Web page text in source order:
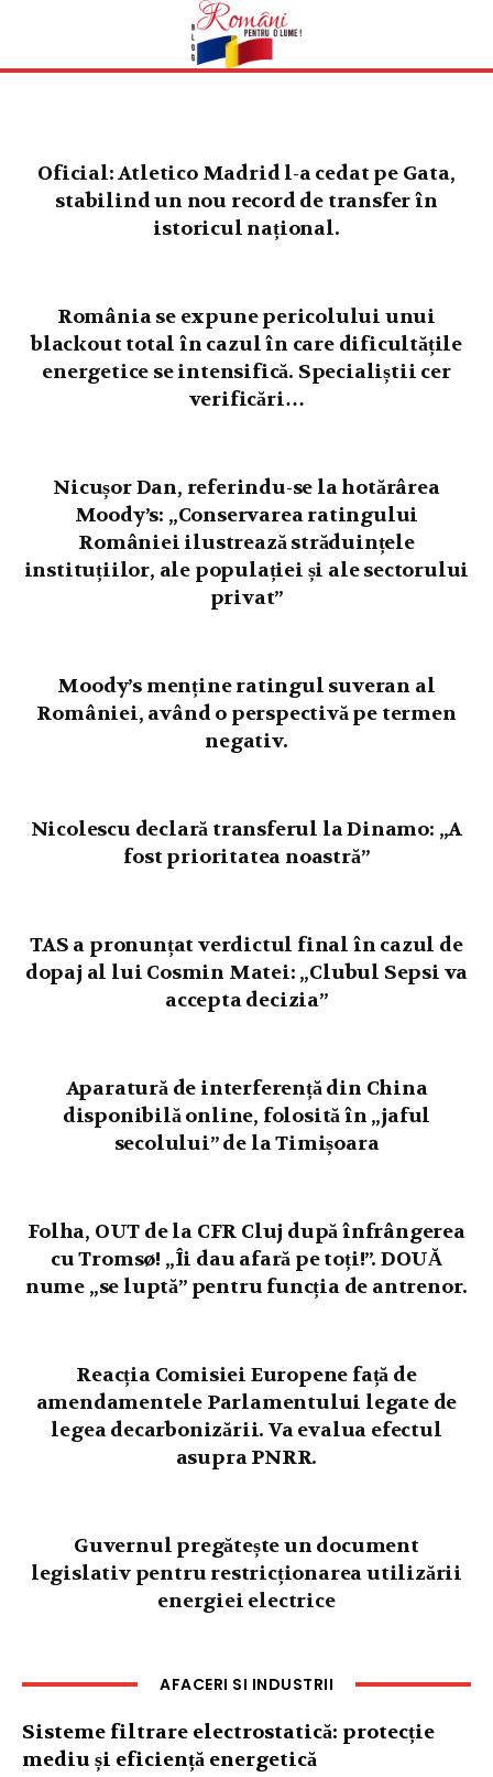
Oficial: Atletico Madrid l-a cedat pe Gata,
stabilind un nou record de transfer în
istoricul național.
România se expune pericolului unui
blackout total în cazul în care dificultățile
energetice se intensifică. Specialiștii cer
verificări…
Nicușor Dan, referindu-se la hotărârea
Moody’s: „Conservarea ratingului
României ilustrează străduințele
instituțiilor, ale populației și ale sectorului
privat”
Moody’s menține ratingul suveran al
României, având o perspectivă pe termen
negativ.
Nicolescu declară transferul la Dinamo: „A
fost prioritatea noastră”
TAS a pronunțat verdictul final în cazul de
dopaj al lui Cosmin Matei: „Clubul Sepsi va
accepta decizia”
Aparatură de interferență din China
disponibilă online, folosită în „jaful
secolului” de la Timișoara
Folha, OUT de la CFR Cluj după înfrângerea
cu Tromsø! „Îi dau afară pe toți!”. DOUĂ
nume „se luptă” pentru funcția de antrenor.
Reacția Comisiei Europene față de
amendamentele Parlamentului legate de
legea decarbonizării. Va evalua efectul
asupra PNRR.
Guvernul pregătește un document
legislativ pentru restricționarea utilizării
energiei electrice
AFACERI SI INDUSTRII
Sisteme filtrare electrostatică: protecție
mediu și eficiență energetică